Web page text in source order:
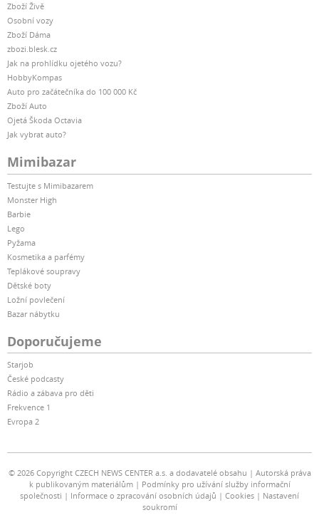
Zboží Živě
Osobní vozy
Zboží Dáma
zbozi.blesk.cz
Jak na prohlídku ojetého vozu?
HobbyKompas
Auto pro začátečníka do 100 000 Kč
Zboží Auto
Ojetá Škoda Octavia
Jak vybrat auto?
Mimibazar
Testujte s Mimibazarem
Monster High
Barbie
Lego
Pyžama
Kosmetika a parfémy
Teplákové soupravy
Dětské boty
Ložní povlečení
Bazar nábytku
Doporučujeme
Starjob
České podcasty
Rádio a zábava pro děti
Frekvence 1
Evropa 2
© 2026 Copyright CZECH NEWS CENTER a.s. a dodavatelé obsahu
Autorská práva
k publikovaným materiálům
Podmínky pro užívání služby informační
společnosti
Informace o zpracování osobních údajů Cookies
Nastavení
soukromí